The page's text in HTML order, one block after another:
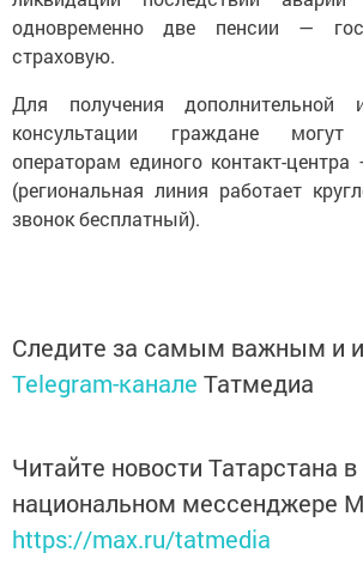
одновременно две пенсии —
страховую.
Для получения дополнительной
консультации граждане
операторам единого контакт-
(региональная линия работает
звонок бесплатный).
Следите за самым важным и
Telegram-канале Татмедиа
Читайте новости Татарстана в
национальном мессенджере
https://max.ru/tatmedia